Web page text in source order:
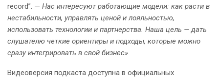
record”. — Нас интересуют работающие модели: как расти в
нестабильности, управлять ценой и лояльностью,
использовать технологии и партнерства. Наша цель — дать
слушателю четкие ориентиры и подходы, которые можно
сразу интегрировать в свой бизнес».
Видеоверсия подкаста доступна в официальных